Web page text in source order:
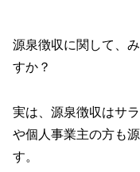
源泉徴収に関して、
すか？
実は、源泉徴収はサ
や個人事業主の方も
す。